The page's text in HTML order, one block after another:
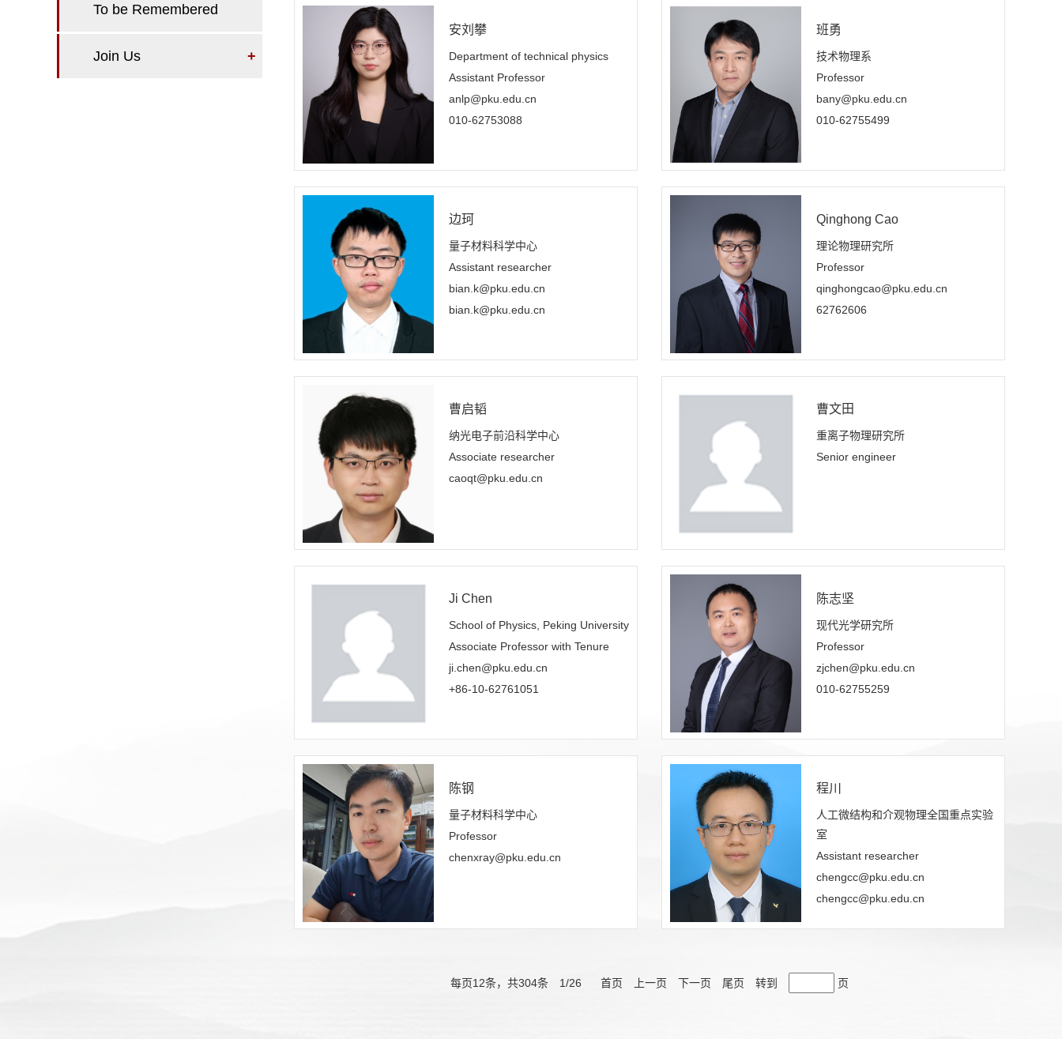
To be Remembered
Join Us +
安刘攀
Department of technical physics
Assistant Professor
anlp@pku.edu.cn
010-62753088
班勇
技术物理系
Professor
bany@pku.edu.cn
010-62755499
边珂
量子材料科学中心
Assistant researcher
bian.k@pku.edu.cn
bian.k@pku.edu.cn
Qinghong Cao
理论物理研究所
Professor
qinghongcao@pku.edu.cn
62762606
曹启韬
纳光电子前沿科学中心
Associate researcher
caoqt@pku.edu.cn
曹文田
重离子物理研究所
Senior engineer
Ji Chen
School of Physics, Peking University
Associate Professor with Tenure
ji.chen@pku.edu.cn
+86-10-62761051
陈志坚
现代光学研究所
Professor
zjchen@pku.edu.cn
010-62755259
陈钢
量子材料科学中心
Professor
chenxray@pku.edu.cn
程川
人工微结构和介观物理全国重点实验
室
Assistant researcher
chengcc@pku.edu.cn
chengcc@pku.edu.cn
每页12条，共304条 1/26 首页 上一页 下一页 尾页 转到 页